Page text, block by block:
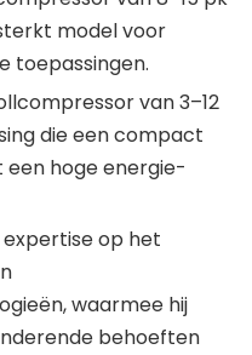
model voor
toepassingen.
van 3–12
die een compact
hoge energie-
op het
waarmee hij
behoeften